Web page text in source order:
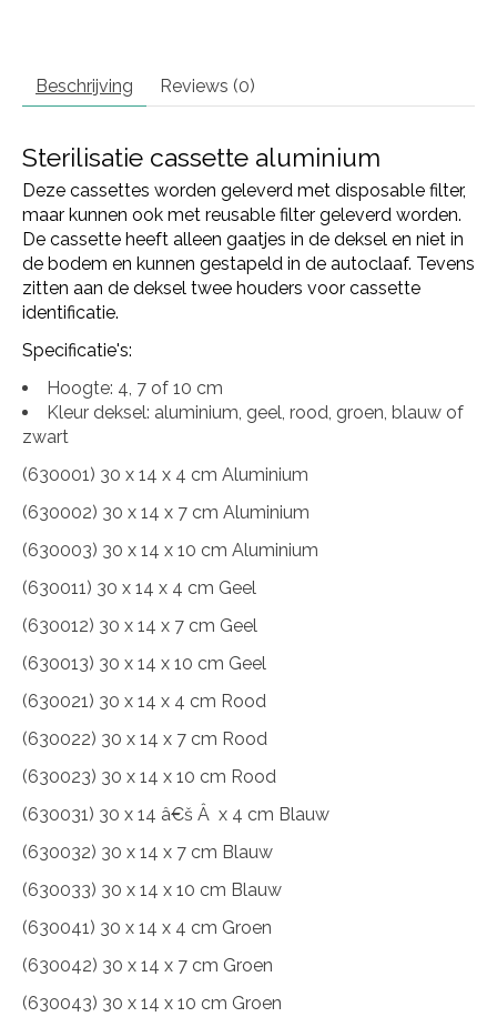
Beschrijving Reviews (0)
Sterilisatie cassette aluminium
Deze cassettes worden geleverd met disposable filter,
maar kunnen ook met reusable filter geleverd worden.
De cassette heeft alleen gaatjes in de deksel en niet in
de bodem en kunnen gestapeld in de autoclaaf. Tevens
zitten aan de deksel twee houders voor cassette
identificatie.
Specificatie's:
Hoogte: 4, 7 of 10 cm
Kleur deksel: aluminium, geel, rood, groen, blauw of
zwart
(630001) 30 x 14 x 4 cm Aluminium
(630002) 30 x 14 x 7 cm Aluminium
(630003) 30 x 14 x 10 cm Aluminium
(630011) 30 x 14 x 4 cm Geel
(630012) 30 x 14 x 7 cm Geel
(630013) 30 x 14 x 10 cm Geel
(630021) 30 x 14 x 4 cm Rood
(630022) 30 x 14 x 7 cm Rood
(630023) 30 x 14 x 10 cm Rood
(630031) 30 x 14 â€š Â x 4 cm Blauw
(630032) 30 x 14 x 7 cm Blauw
(630033) 30 x 14 x 10 cm Blauw
(630041) 30 x 14 x 4 cm Groen
(630042) 30 x 14 x 7 cm Groen
(630043) 30 x 14 x 10 cm Groen